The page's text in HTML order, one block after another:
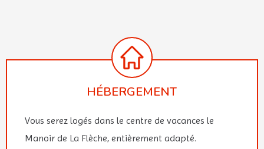
HÉBERGEMENT
Vous serez logés dans le centre de vacances le
Manoir de La Flèche, entièrement adapté.